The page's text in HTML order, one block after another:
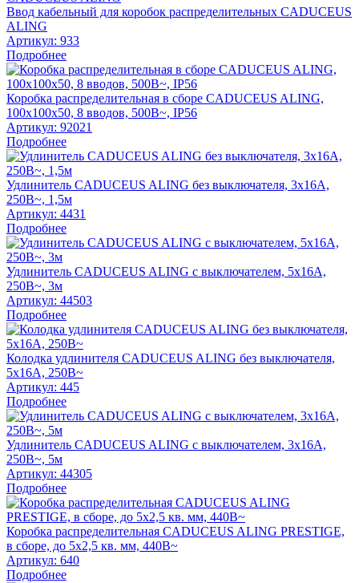
Ввод кабельный для коробок распределительных CADUCEUS
ALING
Артикул: 933
Подробнее
Коробка распределительная в сборе CADUCEUS ALING,
100х100х50, 8 вводов, 500В~, IP56
Артикул: 92021
Подробнее
Удлинитель CADUCEUS ALING без выключателя, 3х16А,
250В~, 1,5м
Артикул: 4431
Подробнее
Удлинитель CADUCEUS ALING с выключателем, 5х16А,
250В~, 3м
Артикул: 44503
Подробнее
Колодка удлинителя CADUCEUS ALING без выключателя,
5х16А, 250В~
Артикул: 445
Подробнее
Удлинитель CADUCEUS ALING с выключателем, 3х16А,
250В~, 5м
Артикул: 44305
Подробнее
Коробка распределительная CADUCEUS ALING PRESTIGE,
в сборе, до 5х2,5 кв. мм, 440В~
Артикул: 640
Подробнее